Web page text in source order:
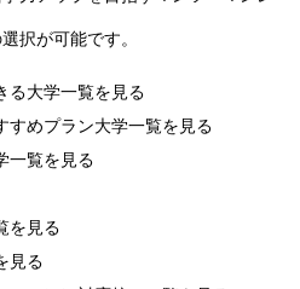
択が可能です。
る大学一覧を見る
めプラン大学一覧を見る
一覧を見る
を見る
見る